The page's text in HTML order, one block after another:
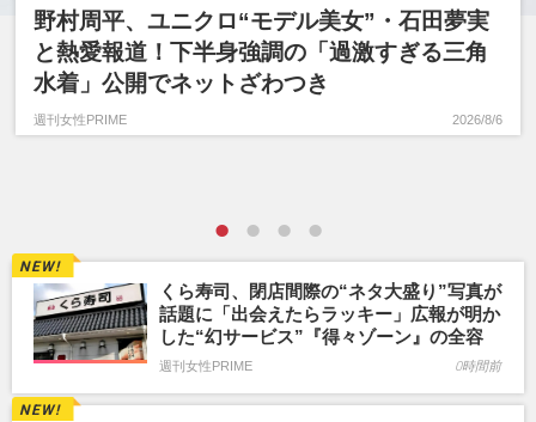
野村周平、ユニクロ“モデル美女”・石田夢実
と熱愛報道！下半身強調の「過激すぎる三角
水着」公開でネットざわつき
週刊女性PRIME 2026/8/6
くら寿司、閉店間際の“ネタ大盛り”写真が
話題に「出会えたらラッキー」広報が明か
した“幻サービス”『得々ゾーン』の全容
週刊女性PRIME 0時間前